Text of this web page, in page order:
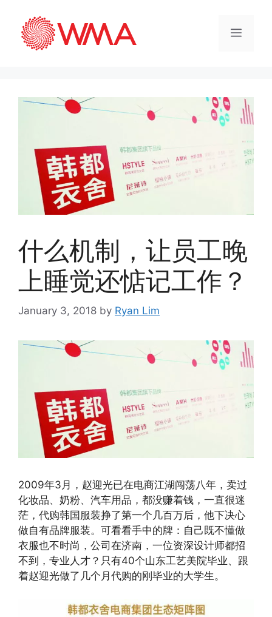
什么机制，让员工晚
上睡觉还惦记工作？
January 3, 2018 by Ryan Lim
2009年3月，赵迎光已在电商江湖闯荡八年，卖过
化妆品、奶粉、汽车用品，都没赚着钱，一直很迷
茫，代购韩国服装挣了第一个几百万后，他下决心
做自有品牌服装。可看看手中的牌：自己既不懂做
衣服也不时尚，公司在济南，一位资深设计师都招
不到，专业人才？只有40个山东工艺美院毕业、跟
着赵迎光做了几个月代购的刚毕业的大学生。